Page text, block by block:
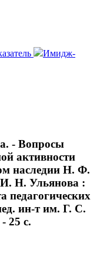
Имидж-
- Вопросы
активности
наследии Н. Ф.
Н. Ульянова :
педагогических
ин-т им. Г. С.
25 с.